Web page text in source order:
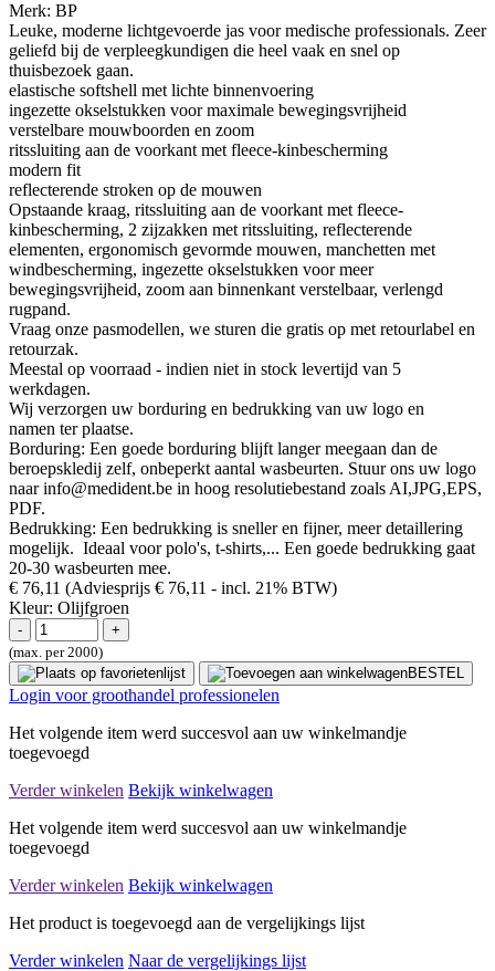
Merk: BP
Leuke, moderne lichtgevoerde jas voor medische professionals. Zeer
geliefd bij de verpleegkundigen die heel vaak en snel op
thuisbezoek gaan.
elastische softshell met lichte binnenvoering
ingezette okselstukken voor maximale bewegingsvrijheid
verstelbare mouwboorden en zoom
ritssluiting aan de voorkant met fleece-kinbescherming
modern fit
reflecterende stroken op de mouwen
Opstaande kraag, ritssluiting aan de voorkant met fleece-
kinbescherming, 2 zijzakken met ritssluiting, reflecterende
elementen, ergonomisch gevormde mouwen, manchetten met
windbescherming, ingezette okselstukken voor meer
bewegingsvrijheid, zoom aan binnenkant verstelbaar, verlengd
rugpand.
Vraag onze pasmodellen, we sturen die gratis op met retourlabel en
retourzak.
Meestal op voorraad - indien niet in stock levertijd van 5
werkdagen.
Wij verzorgen uw borduring en bedrukking van uw logo en
namen ter plaatse.
Borduring: Een goede borduring blijft langer meegaan dan de
beroepskledij zelf, onbeperkt aantal wasbeurten. Stuur ons uw logo
naar info@medident.be in hoog resolutiebestand zoals AI,JPG,EPS,
PDF.
Bedrukking: Een bedrukking is sneller en fijner, meer detaillering
mogelijk. Ideaal voor polo's, t-shirts,... Een goede bedrukking gaat
20-30 wasbeurten mee.
€ 76,11 (Adviesprijs € 76,11 - incl. 21% BTW)
Kleur: Olijfgroen
(max. per 2000)
BESTEL
Login voor groothandel professionelen
Het volgende item werd succesvol aan uw winkelmandje
toegevoegd
Verder winkelen Bekijk winkelwagen
Het volgende item werd succesvol aan uw winkelmandje
toegevoegd
Verder winkelen Bekijk winkelwagen
Het product is toegevoegd aan de vergelijkings lijst
Verder winkelen Naar de vergelijkings lijst